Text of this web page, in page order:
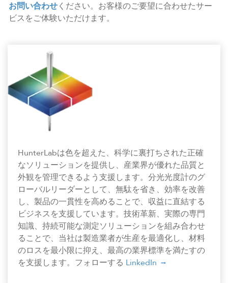
お問い合わせください。お客様のご要望に合わせたサー
ビスをご体験いただけます。
HunterLabは色を超えた、科学に裏打ちされた正確
なソリューションを提供し、産業界が優れた品質と
外観を管理できるよう支援します。分光光度計のグ
ローバルリーダーとして、無駄を省き、効率を改善
し、製品の一貫性を高めることで、収益に直結する
ビジネスを支援しています。技術革新、実際の専門
知識、持続可能な測定ソリューションを組み合わせ
ることで、当社は製造業者が生産を最適化し、材料
のロスを最小限に抑え、最高の業界標準を満たすの
を支援します。フォローする LinkedIn